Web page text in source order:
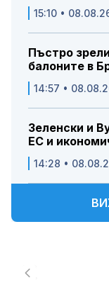
15:10 •
Пъстро
балоните в
14:57 •
Зеленски и
ЕС и
14:28 •